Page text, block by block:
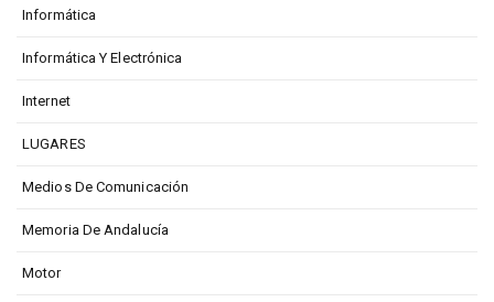
Informática
Informática Y Electrónica
Internet
LUGARES
Medios De Comunicación
Memoria De Andalucía
Motor